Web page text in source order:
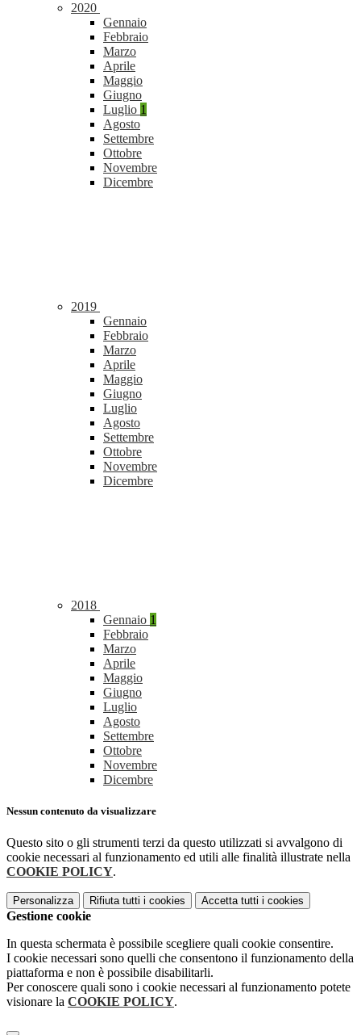
2020
Gennaio
Febbraio
Marzo
Aprile
Maggio
Giugno
Luglio 1
Agosto
Settembre
Ottobre
Novembre
Dicembre
2019
Gennaio
Febbraio
Marzo
Aprile
Maggio
Giugno
Luglio
Agosto
Settembre
Ottobre
Novembre
Dicembre
2018
Gennaio 1
Febbraio
Marzo
Aprile
Maggio
Giugno
Luglio
Agosto
Settembre
Ottobre
Novembre
Dicembre
Nessun contenuto da visualizzare
Questo sito o gli strumenti terzi da questo utilizzati si avvalgono di
cookie necessari al funzionamento ed utili alle finalità illustrate nella
COOKIE POLICY.
Personalizza Rifiuta tutti i cookies Accetta tutti i cookies
Gestione cookie
In questa schermata è possibile scegliere quali cookie consentire.
I cookie necessari sono quelli che consentono il funzionamento della
piattaforma e non è possibile disabilitarli.
Per conoscere quali sono i cookie necessari al funzionamento potete
visionare la COOKIE POLICY.